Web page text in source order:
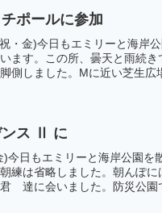
ポールに参加
・金)今日もエミリーと海岸
ます。この所、曇天と雨続
側しました。Mに近い芝生広
ンス Ⅱ に
)今日もエミリーと海岸公園を
練は省略しました。朝んぽ
達に会いました。防災公園